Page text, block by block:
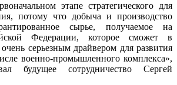
этапе стратегического для
потому что добыча и производство
сырье, получаемое на
Федерации, которое сможет в
серьезным драйвером для развития
военно-промышленного комплекса»,
будущее сотрудничество Сергей